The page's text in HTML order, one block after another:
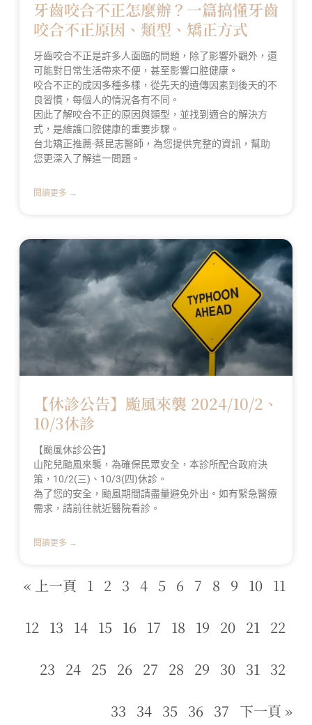
牙齒咬合不正怎麼辦？一篇搞懂牙齒
咬合不正原因、類型、矯正方式
牙齒咬合不正是許多人面臨的問題，除了影響外觀外，還
可能對日常生活帶來不便，甚至影響口腔健康。
咬合不正的成因多種多樣，從先天的遺傳因素到後天的不
良習慣，每個人的情況各有不同。
因此了解咬合不正的原因與類型，並找到適合的解決方
式，是維護口腔健康的重要步驟。
台北矯正推薦-蔡昆志醫師，為您提供完整的資訊，幫助
您更深入了解這一問題。
閱讀更多 →
【休診公告】颱風來襲 2024/10/2、
10/3休診
【颱風休診公告】
山陀兒颱風來襲，為確保民眾安全，本診所配合政府決
策，10/2(三)、10/3(四)休診。
為了您的安全，颱風期間請盡量避免外出。如有緊急醫療
需求，請前往就近醫院看診。
閱讀更多 →
« 上一頁 1 2 3 4 5 6 7 8 9 10 11
12 13 14 15 16 17 18 19 20 21 22
23 24 25 26 27 28 29 30 31 32
33 34 35 36 37 下一頁 »